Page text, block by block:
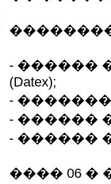
- ������
(Datex);
-
- ������
- ������
���� 06 �